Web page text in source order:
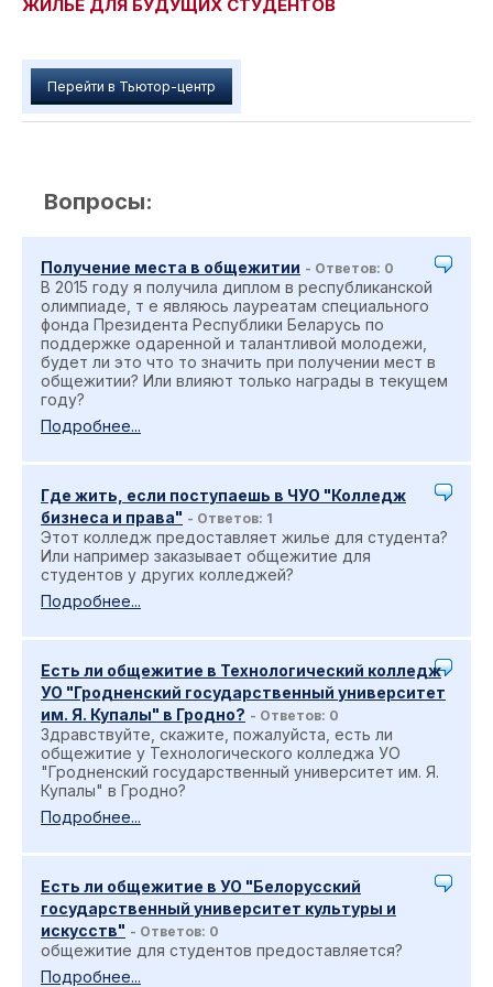
ЖИЛЬЕ ДЛЯ БУДУЩИХ СТУДЕНТОВ
Перейти в Тьютор-центр
Вопросы:
Получение места в общежитии - Ответов: 0
В 2015 году я получила диплом в республиканской
олимпиаде, т е являюсь лауреатам специального
фонда Президента Республики Беларусь по
поддержке одаренной и талантливой молодежи,
будет ли это что то значить при получении мест в
общежитии? Или влияют только награды в текущем
году?
Подробнее...
Где жить, если поступаешь в ЧУО "Колледж
бизнеса и права" - Ответов: 1
Этот колледж предоставляет жилье для студента?
Или например заказывает общежитие для
студентов у других колледжей?
Подробнее...
Есть ли общежитие в Технологический колледж
УО "Гродненский государственный университет
им. Я. Купалы" в Гродно? - Ответов: 0
Здравствуйте, скажите, пожалуйста, есть ли
общежитие у Технологического колледжа УО
"Гродненский государственный университет им. Я.
Купалы" в Гродно?
Подробнее...
Есть ли общежитие в УО "Белорусский
государственный университет культуры и
искусств" - Ответов: 0
общежитие для студентов предоставляется?
Подробнее...